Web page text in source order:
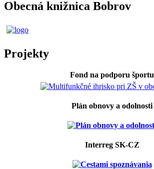
Obecná knižnica Bobrov
Projekty
Fond na podporu športu
Plán obnovy a odolnosti
Interreg SK-CZ